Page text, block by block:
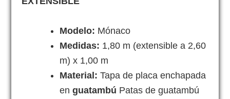
Modelo: Mónaco
Medidas: 1,80 m (extensible a 2,60
m) x 1,00 m
Material:Tapa de placa enchapada
en guatambú Patas de guatambú